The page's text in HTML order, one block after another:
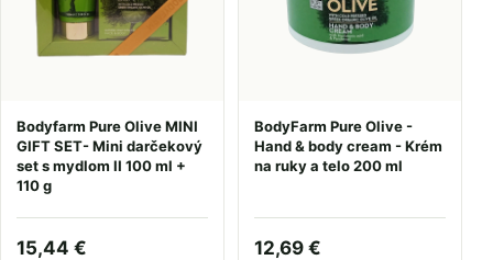
Bodyfarm Pure Olive MINI
GIFT SET- Mini darčekový
set s mydlom II 100 ml +
110 g
15,44 €
BodyFarm Pure Olive -
Hand & body cream - Krém
na ruky a telo 200 ml
12,69 €